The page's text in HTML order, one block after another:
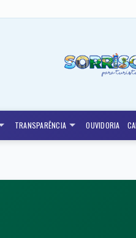
TRANSPARÊNCIA OUVIDORIA